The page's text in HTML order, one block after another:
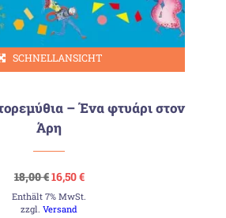
SCHNELLANSICHT
– Ένα φτυάρι στον
Άρη
18,00€Ursprünglicher
Preis
war:
18,00 €
16,50€Aktueller
ist:
Enthält 7% MwSt.
zzgl.Versand